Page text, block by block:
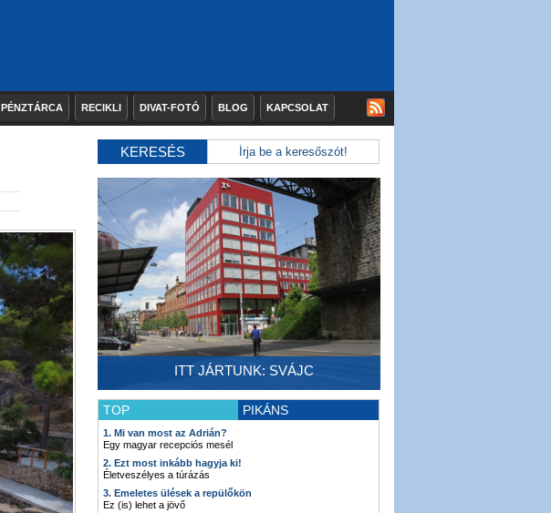
PÉNZTÁRCA RECIKLI DIVAT-FOTÓ BLOG KAPCSOLAT
KERESÉS
ITT JÁRTUNK: SVÁJC
TOP PIKÁNS
1. Mi van most az Adrián?
Egy magyar recepciós mesél
2. Ezt most inkább hagyja ki!
Életveszélyes a túrázás
3. Emeletes ülések a repülőkön
Ez (is) lehet a jövő